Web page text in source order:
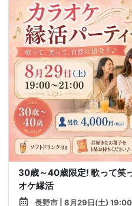
30歳～40歳限定! 歌って笑
オケ縁活
長野市 | 8月29日(土)